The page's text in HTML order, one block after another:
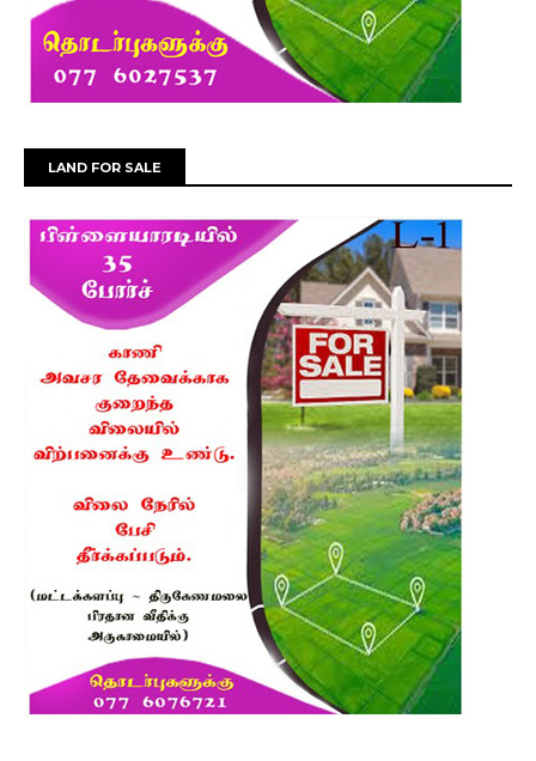
LAND FOR SALE